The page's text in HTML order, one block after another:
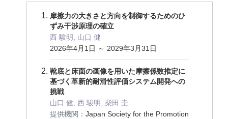
摩擦力の大きさと方向を制御するためのひ
ずみ干渉原理の確立
西 駿明, 山口 健
2026年4月1日 ～ 2029年3月31日
靴底と床面の画像を用いた摩擦係数推定に
基づく革新的耐滑性評価システム開発への
挑戦
山口 健, 西 駿明, 柴田 圭
提供機関： Japan Society for the Promotion